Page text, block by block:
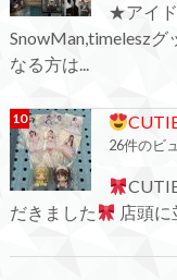
★アイ
SnowMan,timelesz
なる方は...
26件のビ
だきました
店頭に